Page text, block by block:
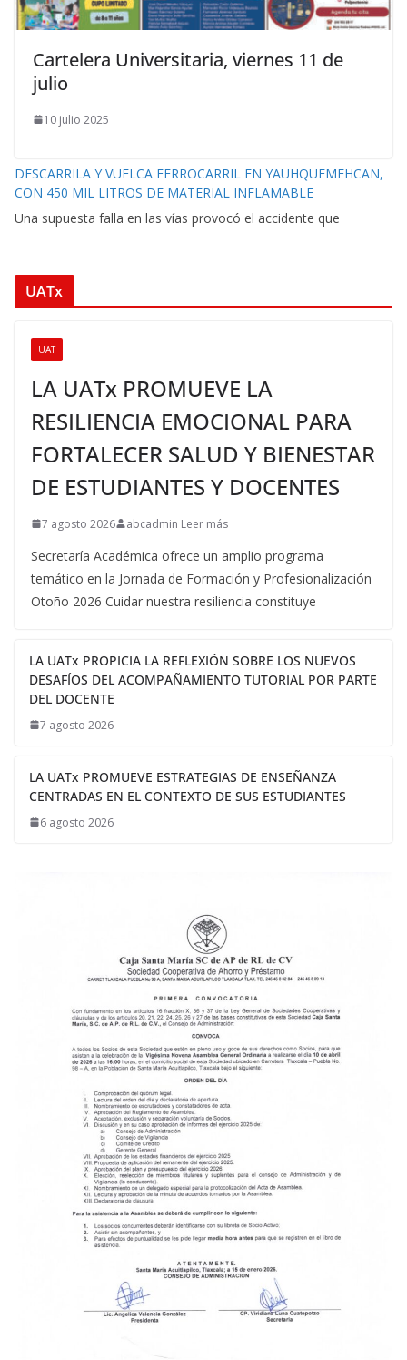
Cartelera Universitaria, viernes 11 de
julio
10 julio 2025
DESCARRILA Y VUELCA FERROCARRIL EN YAUHQUEMEHCAN,
CON 450 MIL LITROS DE MATERIAL INFLAMABLE
Una supuesta falla en las vías provocó el accidente que
UATx
UAT
LA UATx PROMUEVE LA
RESILIENCIA EMOCIONAL PARA
FORTALECER SALUD Y BIENESTAR
DE ESTUDIANTES Y DOCENTES
7 agosto 2026 abcadmin Leer más
Secretaría Académica ofrece un amplio programa
temático en la Jornada de Formación y Profesionalización
Otoño 2026 Cuidar nuestra resiliencia constituye
LA UATx PROPICIA LA REFLEXIÓN SOBRE LOS NUEVOS
DESAFÍOS DEL ACOMPAÑAMIENTO TUTORIAL POR PARTE
DEL DOCENTE
7 agosto 2026
LA UATx PROMUEVE ESTRATEGIAS DE ENSEÑANZA
CENTRADAS EN EL CONTEXTO DE SUS ESTUDIANTES
6 agosto 2026